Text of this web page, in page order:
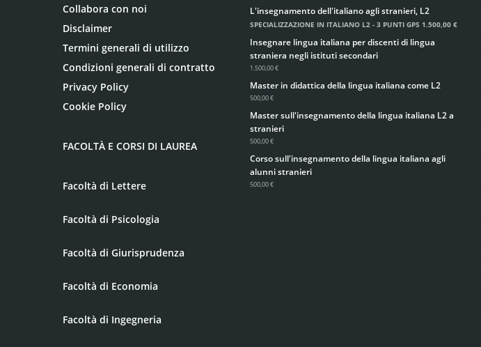
Collabora con noi
Disclaimer
Termini generali di utilizzo
Condizioni generali di contratto
Privacy Policy
Cookie Policy
FACOLTÀ E CORSI DI LAUREA
Facoltà di Lettere
Facoltà di Psicologia
Facoltà di Giurisprudenza
Facoltà di Economia
Facoltà di Ingegneria
L'insegnamento dell'italiano agli stranieri, L2
SPECIALIZZAZIONE IN ITALIANO L2 - 3 PUNTI GPS 1.500,00 €
Insegnare lingua italiana per discenti di lingua
straniera negli istituti secondari
1.500,00 €
Master in didattica della lingua italiana come L2
500,00 €
Master sull'insegnamento della lingua italiana L2 a
stranieri
500,00 €
Corso sull'insegnamento della lingua italiana agli
alunni stranieri
500,00 €